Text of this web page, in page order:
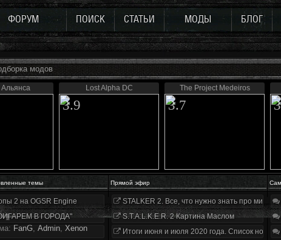
ФОРУМ ПОИСК СТАТЬИ МОДЫ БЛОГ
модов
Lost Alpha DC
3.9
The Project Medeiros
3.7
темы Прямой эфир
2 на OGSR Engine
В ГОРОДА"
STALKER 2. Все, что нужно знать про мир,
S.T.A.L.K.E.R. 2 Картина Маслом
Итоги июня и июля 2020 года. Список
1
FanG, Аdmin, Xenon